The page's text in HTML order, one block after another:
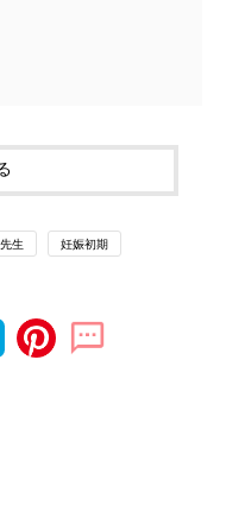
生 妊娠初期